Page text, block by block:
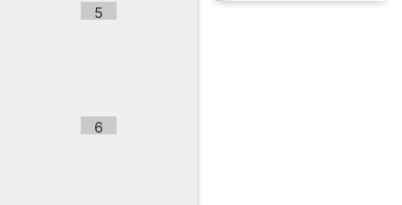
5
6